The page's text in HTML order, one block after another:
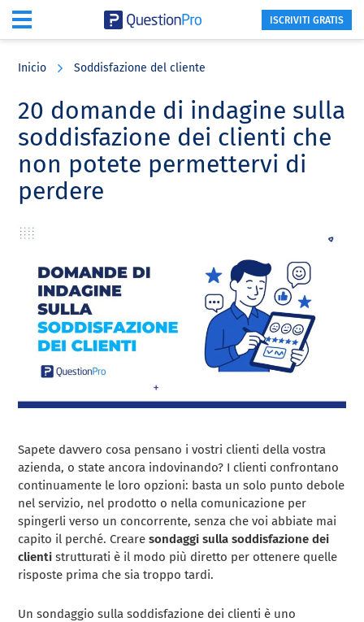
content
sidebar
ISCRIVITI GRATIS
Inicio Soddisfazione del cliente
20 domande di indagine sulla
soddisfazione dei clienti che
non potete permettervi di
perdere
Sapete davvero cosa pensano i vostri clienti della vostra
azienda, o state ancora indovinando? I clienti confrontano
continuamente le loro opzioni: basta un solo punto debole
nel servizio, nel prodotto o nella comunicazione per
spingerli verso un concorrente, senza che voi abbiate mai
capito il perché. Crearesondaggi sulla soddisfazione dei
clienti strutturati è il modo più diretto per ottenere quelle
risposte prima che sia troppo tardi.
Un sondaggio sulla soddisfazione dei clienti è uno